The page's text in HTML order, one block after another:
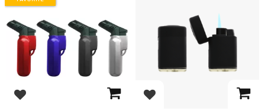
Add to favorites Add to favorites